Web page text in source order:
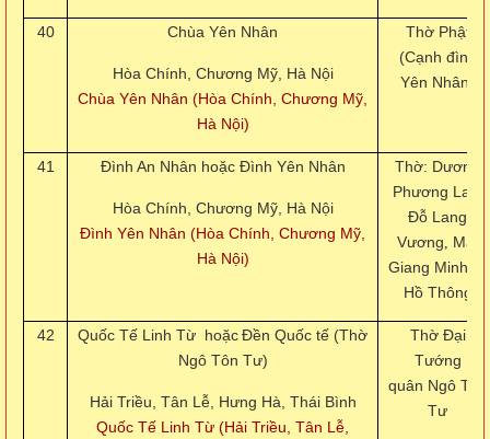
40 Chùa Yên Nhân
Hòa Chính, Chương Mỹ, Hà Nội
Chùa Yên Nhân (Hòa Chính, Chương Mỹ,
Hà Nội)
Thờ Phật
(Cạnh đình
Yên Nhân)
41 Đình An Nhân hoặc Đình Yên Nhân
Hòa Chính, Chương Mỹ, Hà Nội
Đình Yên Nhân (Hòa Chính, Chương Mỹ,
Hà Nội)
Thờ: Dương
Phương Lan
Đỗ Lang
Vương
Mai
Giang Minh
Hồ Thông
42 Quốc Tế Linh Từ hoặcĐền Quốc tế (Thờ
Ngô Tôn Tư)
Hải Triều, Tân Lễ, Hưng Hà, Thái Bình
Quốc Tế Linh Từ (Hải Triều, Tân Lễ,
Thờ Đại
Tướng
quân Ngô Tôn
Tư